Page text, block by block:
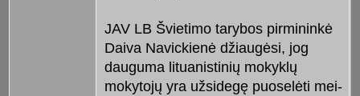
JAV LB Švietimo tarybos pir­mininkė
Daiva Navickienė džiaugėsi, jog
dauguma lituanistinių mokyklų
mokytojų yra užsidegę puoselėti mei­